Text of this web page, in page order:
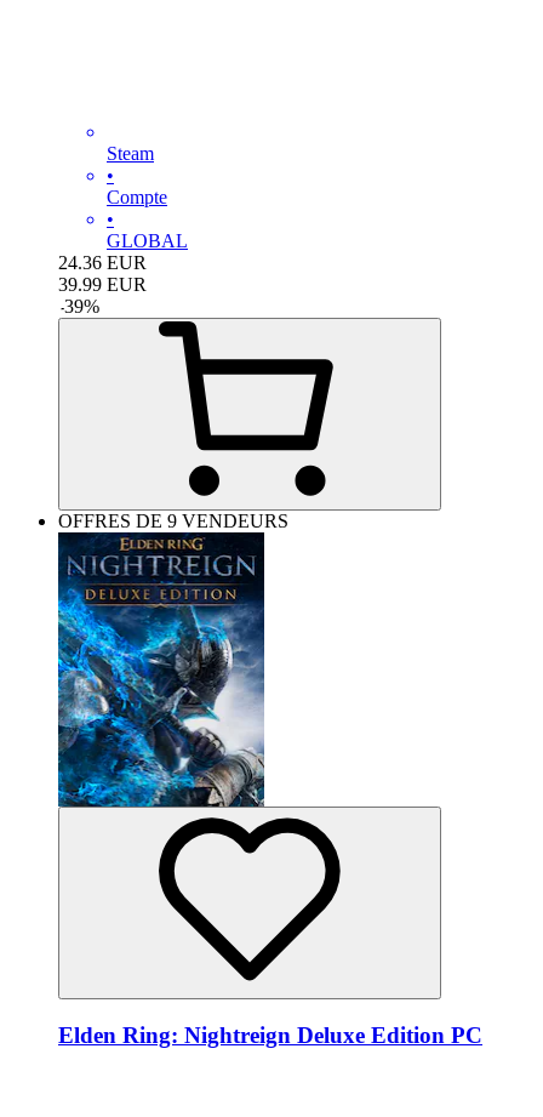
Steam
•
Compte
•
GLOBAL
24.36 EUR
39.99 EUR
-39%
OFFRES DE 9 VENDEURS
Elden Ring: Nightreign Deluxe Edition PC